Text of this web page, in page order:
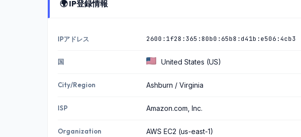
🌍 IP登録情報
IPアドレス 2600:1f28:365:80b0:65b8:d41b:e506:4cb3
国 United States (US)
City/Region Ashburn / Virginia
ISP Amazon.com, Inc.
Organization AWS EC2 (us-east-1)